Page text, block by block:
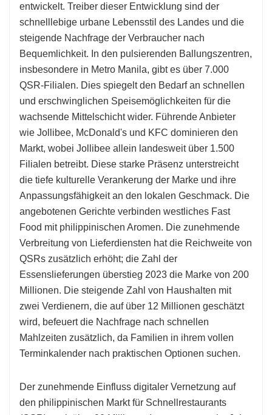
entwickelt. Treiber dieser Entwicklung sind der
schnelllebige urbane Lebensstil des Landes und die
steigende Nachfrage der Verbraucher nach
Bequemlichkeit. In den pulsierenden Ballungszentren,
insbesondere in Metro Manila, gibt es über 7.000
QSR-Filialen. Dies spiegelt den Bedarf an schnellen
und erschwinglichen Speisemöglichkeiten für die
wachsende Mittelschicht wider. Führende Anbieter
wie Jollibee, McDonald's und KFC dominieren den
Markt, wobei Jollibee allein landesweit über 1.500
Filialen betreibt. Diese starke Präsenz unterstreicht
die tiefe kulturelle Verankerung der Marke und ihre
Anpassungsfähigkeit an den lokalen Geschmack. Die
angebotenen Gerichte verbinden westliches Fast
Food mit philippinischen Aromen. Die zunehmende
Verbreitung von Lieferdiensten hat die Reichweite von
QSRs zusätzlich erhöht; die Zahl der
Essenslieferungen überstieg 2023 die Marke von 200
Millionen. Die steigende Zahl von Haushalten mit
zwei Verdienern, die auf über 12 Millionen geschätzt
wird, befeuert die Nachfrage nach schnellen
Mahlzeiten zusätzlich, da Familien in ihrem vollen
Terminkalender nach praktischen Optionen suchen.
Der zunehmende Einfluss digitaler Vernetzung auf
den philippinischen Markt für Schnellrestaurants